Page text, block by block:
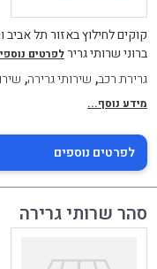
ברוני שרותי גרירלפרטים
גרירת רכב, שירותי גרירה,
מידע נוסף...
לפרטים נוספים
סהר שרותי גרירה